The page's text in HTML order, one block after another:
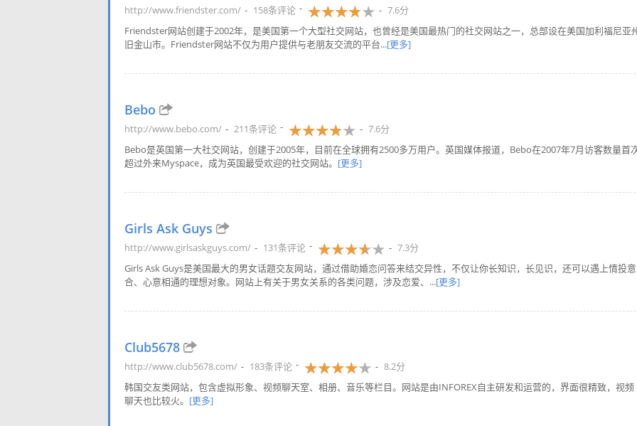
http://www.friendster.com/ 158条评论
7.6分
Friendster网站创建于2002年，是美国第一个大型社交网站，也曾经是美国最热门的社交网站之一，总部设在美国加利福尼亚
旧金山市。Friendster网站不仅为用户提供与老朋友交流的平台...[更多]
Bebo
http://www.bebo.com/ 211条评论
7.6分
Bebo是英国第一大社交网站，创建于2005年，目前在全球拥有2500多万用户。英国媒体报道，Bebo在2007年7月访客数量首
超过外来Myspace，成为英国最受欢迎的社交网站。 [更多]
Girls Ask Guys
http://www.girlsaskguys.com/ 131条评论
7.3分
Girls Ask Guys是美国最大的男女话题交友网站，通过借助婚恋问答来结交异性，不仅让你长知识，长见识，还可以遇上情投意
合、心意相通的理想对象。网站上有关于男女关系的各类问题，涉及恋爱、...[更多]
Club5678
http://www.club5678.com/ 183条评论
8.2分
韩国交友类网站，包含虚拟形象、视频聊天室、相册、音乐等栏目。网站是由INFOREX自主研发和运营的，界面很精致，视频
聊天也比较火。 [更多]